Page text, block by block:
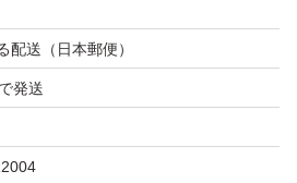
配送（日本郵便）
発送